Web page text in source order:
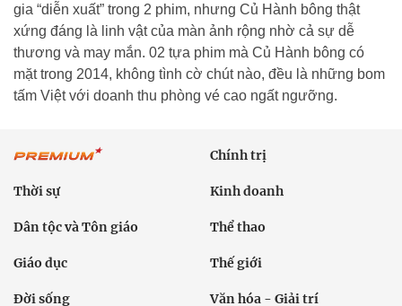
gia “diễn xuất” trong 2 phim, nhưng Củ Hành bông thật
xứng đáng là linh vật của màn ảnh rộng nhờ cả sự dễ
thương và may mắn. 02 tựa phim mà Củ Hành bông có
mặt trong 2014, không tình cờ chút nào, đều là những bom
tấm Việt với doanh thu phòng vé cao ngất ngưỡng.
Chính trị
Thời sự Kinh doanh
Dân tộc và Tôn giáo Thể thao
Giáo dục Thế giới
Đời sống Văn hóa - Giải trí